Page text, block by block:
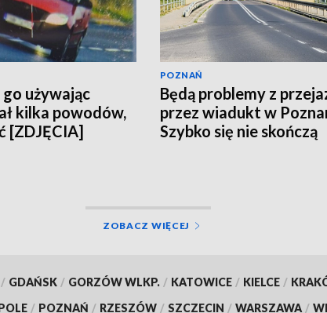
używając
kilka powodów,
[ZDJĘCIA]
POZNAŃ
Będą problemy z
przez wiadukt w
Szybko się nie skończą
ZOBACZ WIĘCEJ
/ GDAŃSK / GORZÓW WLKP. / KATOWICE / KIELCE /
/ POZNAŃ / RZESZÓW / SZCZECIN / WARSZAWA /